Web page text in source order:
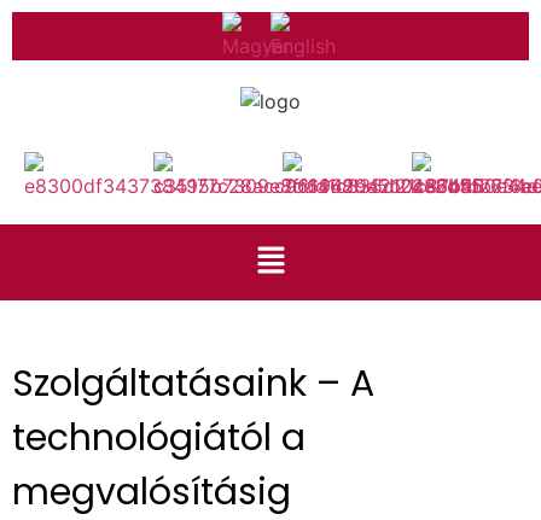
Szolgáltatásaink – A
technológiától a
megvalósításig